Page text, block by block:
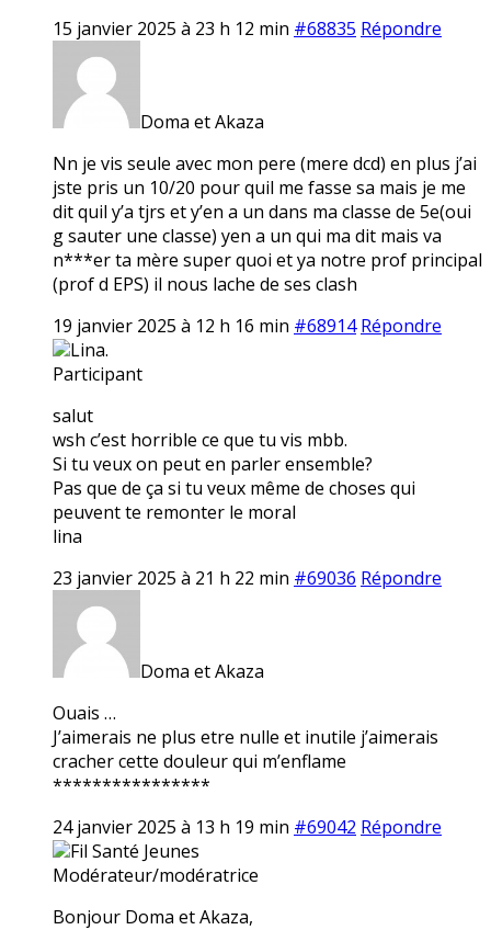
15 janvier 2025 à 23 h 12 min #68835 Répondre
Doma et Akaza
Nn je vis seule avec mon pere (mere dcd) en plus j’ai
jste pris un 10/20 pour quil me fasse sa mais je me
dit quil y’a tjrs et y’en a un dans ma classe de 5e(oui
g sauter une classe) yen a un qui ma dit mais va
n***er ta mère super quoi et ya notre prof principal
(prof d EPS) il nous lache de ses clash
19 janvier 2025 à 12 h 16 min #68914 Répondre
Lina.
Participant
salut
wsh c’est horrible ce que tu vis mbb.
Si tu veux on peut en parler ensemble?
Pas que de ça si tu veux même de choses qui
peuvent te remonter le moral
lina
23 janvier 2025 à 21 h 22 min #69036 Répondre
Doma et Akaza
Ouais …
J’aimerais ne plus etre nulle et inutile j’aimerais
cracher cette douleur qui m’enflame
****************
24 janvier 2025 à 13 h 19 min #69042 Répondre
Fil Santé Jeunes
Modérateur/modératrice
Bonjour Doma et Akaza,